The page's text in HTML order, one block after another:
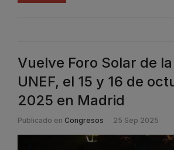
Vuelve Foro Solar de
UNEF, el 15 y 16 de
2025 en Madrid
Publicado en Congresos 25 Sep 2025